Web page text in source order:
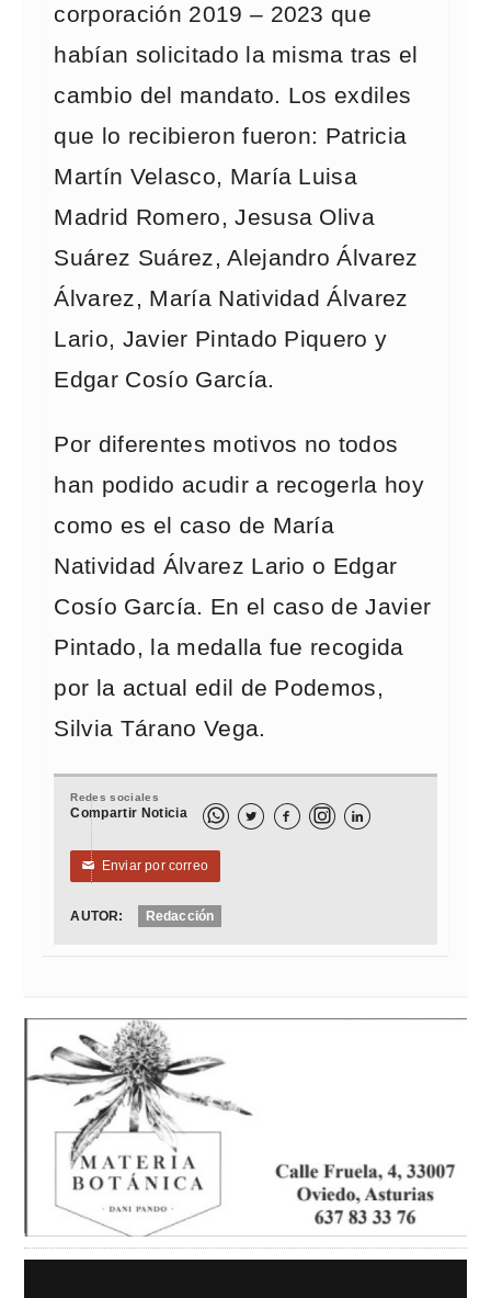
corporación 2019 – 2023 que
habían solicitado la misma tras el
cambio del mandato. Los exdiles
que lo recibieron fueron: Patricia
Martín Velasco, María Luisa
Madrid Romero, Jesusa Oliva
Suárez Suárez, Alejandro Álvarez
Álvarez, María Natividad Álvarez
Lario, Javier Pintado Piquero y
Edgar Cosío García.
Por diferentes motivos no todos
han podido acudir a recogerla hoy
como es el caso de María
Natividad Álvarez Lario o Edgar
Cosío García. En el caso de Javier
Pintado, la medalla fue recogida
por la actual edil de Podemos,
Silvia Tárano Vega.
Redes sociales
Compartir Noticia   
✉ Enviar por correo
AUTOR: Redacción